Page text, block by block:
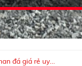
đá giá rẻ uy...